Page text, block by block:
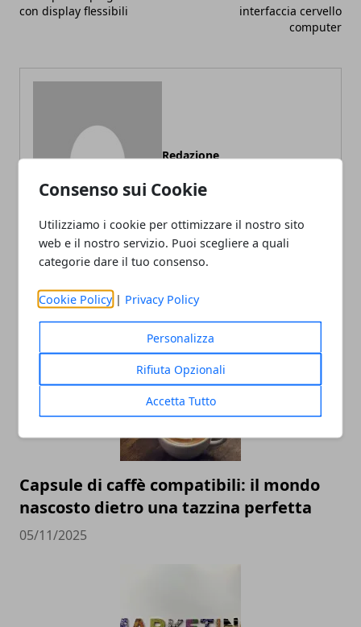
Consenso sui Cookie
Utilizziamo i cookie per ottimizzare il nostro sito
web e il nostro servizio. Puoi scegliere a quali
categorie dare il tuo consenso.
Cookie Policy | Privacy Policy
Personalizza
Rifiuta Opzionali
Accetta Tutto
con display flessibili
interfaccia cervello
computer
Redazione
ARTICOLI CORRELATI
Capsule di caffè compatibili: il mondo
nascosto dietro una tazzina perfetta
05/11/2025